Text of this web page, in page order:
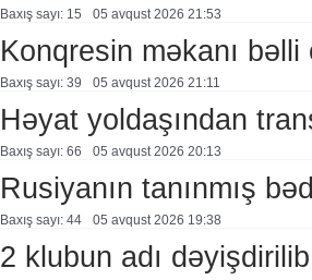
Baxış sayı: 15 05 avqust 2026 21:53
Konqresin məkanı bəlli
Baxış sayı: 39 05 avqust 2026 21:11
Həyat yoldaşından
Baxış sayı: 66 05 avqust 2026 20:13
Rusiyanın tanınmış
Baxış sayı: 44 05 avqust 2026 19:38
2 klubun adı dəyişdirilib